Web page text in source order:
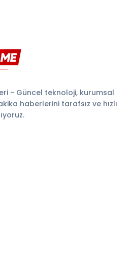
- Güncel teknoloji, kurumsal
haberlerini tarafsız ve hızlı